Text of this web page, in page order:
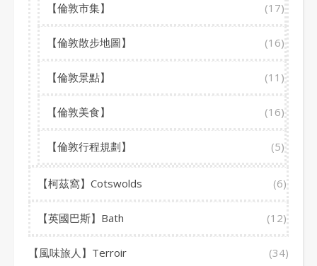
【倫敦市集】 (17)
【倫敦散步地圖】 (16)
【倫敦景點】 (11)
【倫敦美食】 (16)
【倫敦行程規劃】 (5)
【柯茲窩】Cotswolds (6)
【英國巴斯】Bath (12)
【風味旅人】Terroir (34)